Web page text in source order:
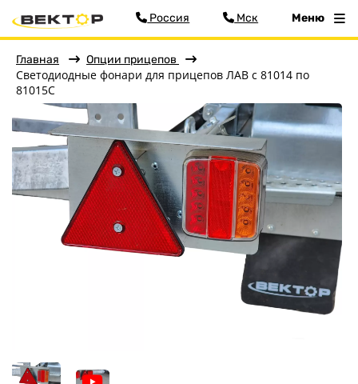
Меню
Главная
Фильтр
Россия Мск Меню
Главная Опции прицепов
Светодиодные фонари для прицепов ЛАВ с 81014 по
81015С